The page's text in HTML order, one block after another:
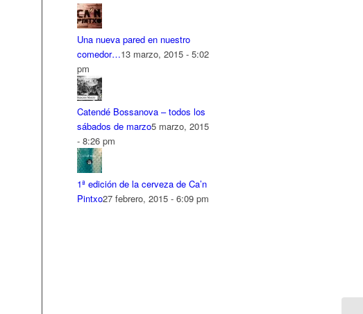
Una nueva pared en nuestro
comedor…13 marzo, 2015 - 5:02
pm
Catendé Bossanova – todos los
sábados de marzo5 marzo, 2015
- 8:26 pm
1ª edición de la cerveza de Ca’n
Pintxo27 febrero, 2015 - 6:09 pm